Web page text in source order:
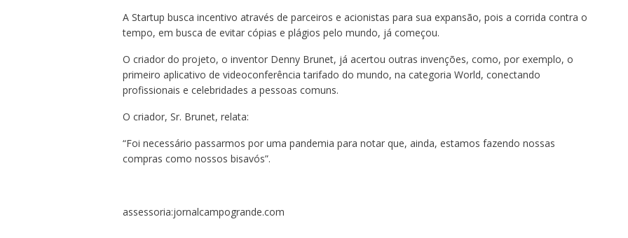
A Startup busca incentivo através de parceiros e acionistas para sua expansão, pois a corrida contra o
tempo, em busca de evitar cópias e plágios pelo mundo, já começou.
O criador do projeto, o inventor Denny Brunet, já acertou outras invenções, como, por exemplo, o
primeiro aplicativo de videoconferência tarifado do mundo, na categoria World, conectando
profissionais e celebridades a pessoas comuns.
O criador, Sr. Brunet, relata:
“Foi necessário passarmos por uma pandemia para notar que, ainda, estamos fazendo nossas
compras como nossos bisavós”.
assessoria:jornalcampogrande.com